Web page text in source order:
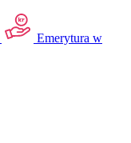
Emerytura w